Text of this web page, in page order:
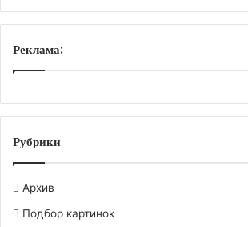
Реклама:
Рубрики
Архив
Подбор картинок